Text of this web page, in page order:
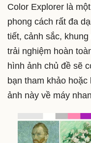
Color Explorer là
phong cách rất đa
tiết, cảnh sắc,
trải nghiệm hoàn
hình ảnh chủ đề sẽ
bạn tham khảo
ảnh này về máy